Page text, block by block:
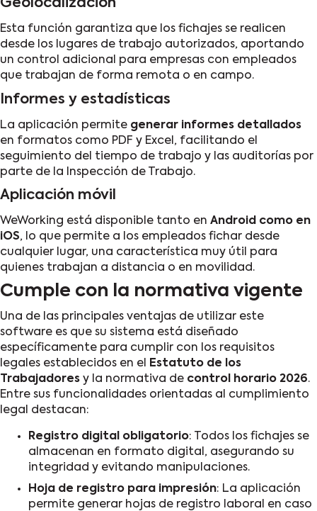
Geolocalización
Esta función garantiza que los fichajes se realicen
desde los lugares de trabajo autorizados, aportando
un control adicional para empresas con empleados
que trabajan de forma remota o en campo.
Informes y estadísticas
La aplicación permite generar informes detallados
en formatos como PDF y Excel, facilitando el
seguimiento del tiempo de trabajo y las auditorías por
parte de la Inspección de Trabajo.
Aplicación móvil
WeWorking está disponible tanto en Android como en
iOS, lo que permite a los empleados fichar desde
cualquier lugar, una característica muy útil para
quienes trabajan a distancia o en movilidad.
Cumple con la normativa vigente
Una de las principales ventajas de utilizar este
software es que su sistema está diseñado
específicamente para cumplir con los requisitos
legales establecidos en el Estatuto de los
Trabajadores y la normativa de control horario 2026.
Entre sus funcionalidades orientadas al cumplimiento
legal destacan:
Registro digital obligatorio: Todos los fichajes se
almacenan en formato digital, asegurando su
integridad y evitando manipulaciones.
Hoja de registro para impresión: La aplicación
permite generar hojas de registro laboral en caso